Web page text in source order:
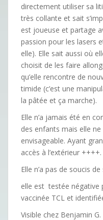
directement utiliser sa
très collante et sait
est joueuse et partage
passion pour les lasers
elle). Elle sait aussi où
choisit de les faire
qu’elle rencontre de
timide (c’est une
la pâtée et ça marche).
Elle n’a jamais été en
des enfants mais elle ne
envisageable. Ayant
accès à l’extérieur ++++.
Elle n’a pas de soucis de
elle est testée négative
vaccinée TCL et
Visible chez Benjamin